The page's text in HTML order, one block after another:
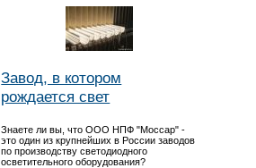
Завод, в котором
рождается свет
Знаете ли вы, что ООО НПФ "Моссар" -
это один из крупнейших в России заводов
по производству светодиодного
осветительного оборудования?